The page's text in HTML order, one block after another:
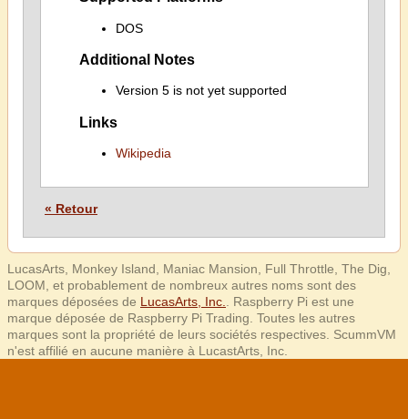
DOS
Additional Notes
Version 5 is not yet supported
Links
Wikipedia
« Retour
LucasArts, Monkey Island, Maniac Mansion, Full Throttle, The Dig,
LOOM, et probablement de nombreux autres noms sont des
marques déposées de LucasArts, Inc.
. Raspberry Pi est une
marque déposée de Raspberry Pi Trading. Toutes les autres
marques sont la propriété de leurs sociétés respectives. ScummVM
n'est affilié en aucune manière à LucastArts, Inc.